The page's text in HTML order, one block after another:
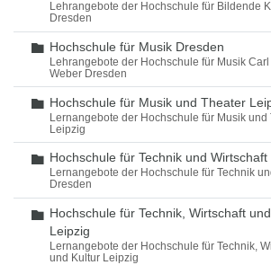
Lehrangebote der Hochschule für Bildende
Dresden
Ordner
Hochschule für Musik Dresden
Lehrangebote der Hochschule für Musik
Weber Dresden
Ordner
Hochschule für Musik und Theater
Lernangebote der Hochschule für Musik und
Leipzig
Ordner
Hochschule für Technik und Wirtschaft
Lernangebote der Hochschule für Technik
Dresden
Ordner
Hochschule für Technik, Wirtschaft
Leipzig
Lernangebote der Hochschule für Technik,
und Kultur Leipzig